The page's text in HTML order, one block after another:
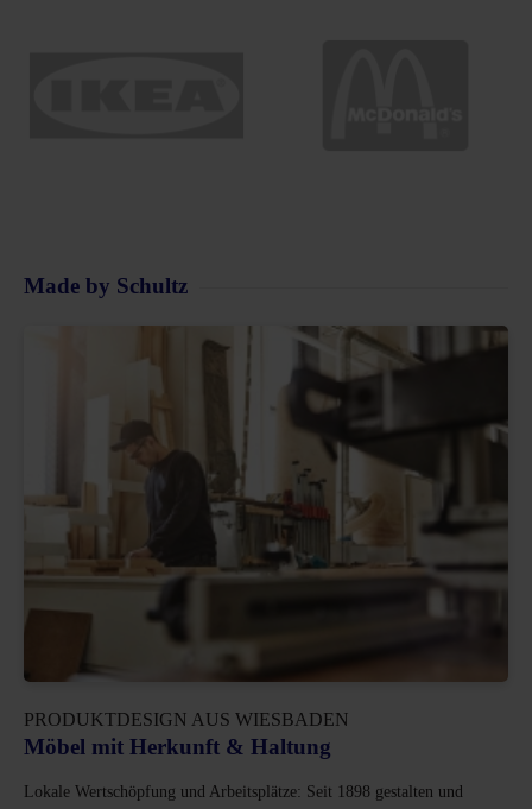
Made by Schultz
PRODUKTDESIGN AUS WIESBADEN
Möbel mit Herkunft & Haltung
Lokale Wertschöpfung und Arbeitsplätze: Seit 1898 gestalten und